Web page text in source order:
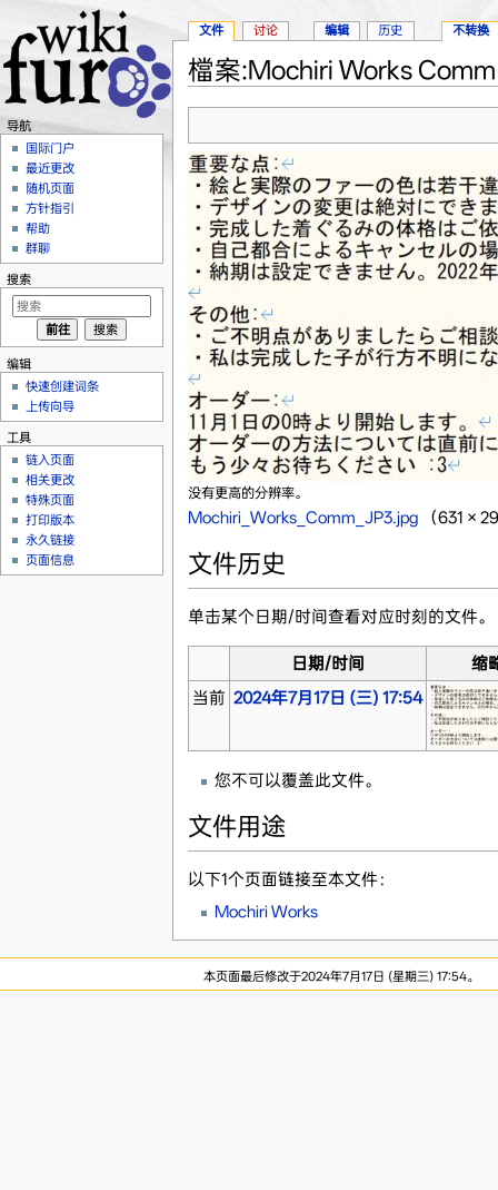
檔案:Mochiri Works
没有更高的分辨率。
Mochiri_Works_Comm_JP3.jpg‎ （631 ×
文件历史
单击某个日期/时间查看对应时刻的文件。
日期/时间
缩
当前 2024年7月17日 (三) 17:54
您不可以覆盖此文件。
文件用途
以下1个页面链接至本文件：
Mochiri Works
文件 讨论 编辑 历史 不转换
导航
国际门户
最近更改
随机页面
方针指引
帮助
群聊
搜索
编辑
快速创建词条
上传向导
工具
链入页面
相关更改
特殊页面
打印版本
永久链接
页面信息
本页面最后修改于2024年7月17日 (星期三) 17:54。